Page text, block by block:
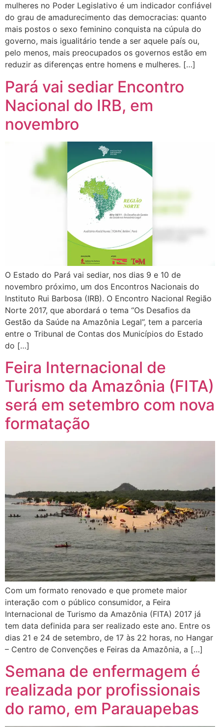
mulheres no Poder Legislativo é um indicador confiável
do grau de amadurecimento das democracias: quanto
mais postos o sexo feminino conquista na cúpula do
governo, mais igualitário tende a ser aquele país ou,
pelo menos, mais preocupados os governos estão em
reduzir as diferenças entre homens e mulheres. […]
Pará vai sediar Encontro
Nacional do IRB, em
novembro
O Estado do Pará vai sediar, nos dias 9 e 10 de
novembro próximo, um dos Encontros Nacionais do
Instituto Rui Barbosa (IRB). O Encontro Nacional Região
Norte 2017, que abordará o tema “Os Desafios da
Gestão da Saúde na Amazônia Legal”, tem a parceria
entre o Tribunal de Contas dos Municípios do Estado
do […]
Feira Internacional de
Turismo da Amazônia (FITA)
será em setembro com nova
formatação
Com um formato renovado e que promete maior
interação com o público consumidor, a Feira
Internacional de Turismo da Amazônia (FITA) 2017 já
tem data definida para ser realizado este ano. Entre os
dias 21 e 24 de setembro, de 17 às 22 horas, no Hangar
– Centro de Convenções e Feiras da Amazônia, a […]
Semana de enfermagem é
realizada por profissionais
do ramo, em Parauapebas